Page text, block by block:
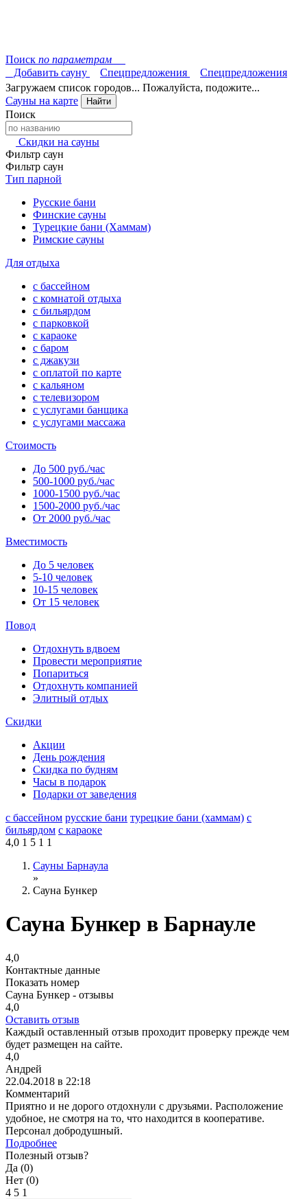
Поиск по параметрам
Добавить сауну
Спецпредложения
Спецпредложения
Загружаем список городов... Пожалуйста, подожите...
Сауны на карте
Найти
Поиск
Скидки на сауны
Фильтр саун
Фильтр саун
Тип парной
Русские бани
Финские сауны
Турецкие бани (Хаммам)
Римские сауны
Для отдыха
с бассейном
с комнатой отдыха
с бильярдом
с парковкой
с караоке
с баром
с джакузи
с оплатой по карте
с кальяном
с телевизором
с услугами банщика
с услугами массажа
Стоимость
До 500 руб./час
500-1000 руб./час
1000-1500 руб./час
1500-2000 руб./час
От 2000 руб./час
Вместимость
До 5 человек
5-10 человек
10-15 человек
От 15 человек
Повод
Отдохнуть вдвоем
Провести мероприятие
Попариться
Отдохнуть компанией
Элитный отдых
Скидки
Акции
День рождения
Скидка по будням
Часы в подарок
Подарки от заведения
с бассейном русские бани турецкие бани (хаммам) с
бильярдом с караоке
4,0 1 5 1 1
Сауны Барнаула
»
Сауна Бункер
Сауна Бункер в Барнауле
4,0
Контактные данные
Показать номер
Сауна Бункер - отзывы
4,0
Оставить отзыв
Каждый оставленный отзыв проходит проверку прежде чем
будет размещен на сайте.
4,0
Андрей
22.04.2018 в 22:18
Комментарий
Приятно и не дорого отдохнули с друзьями. Расположение
удобное, не смотря на то, что находится в кооперативе.
Персонал добродушный.
Подробнее
Полезный отзыв?
Да (0)
Нет (0)
4 5 1